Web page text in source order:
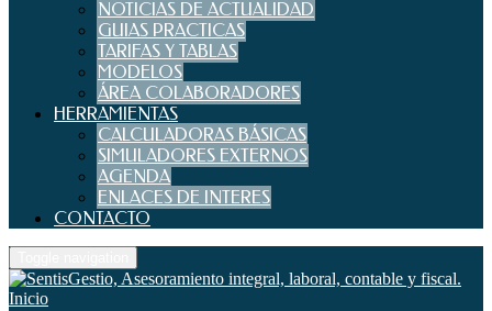
NOTICIAS DE ACTUALIDAD
GUIAS PRACTICAS
TARIFAS Y TABLAS
MODELOS
ÁREA COLABORADORES
HERRAMIENTAS
CALCULADORAS BÁSICAS
SIMULADORES EXTERNOS
AGENDA
ENLACES DE INTERES
CONTACTO
Inicio